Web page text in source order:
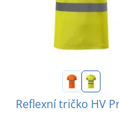
Reflexní tričko HV